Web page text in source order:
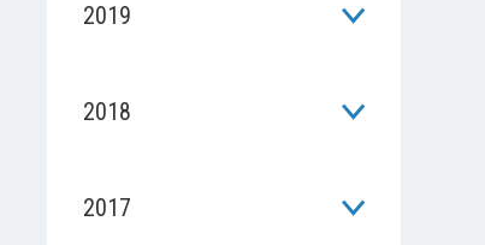
2019
2018
2017